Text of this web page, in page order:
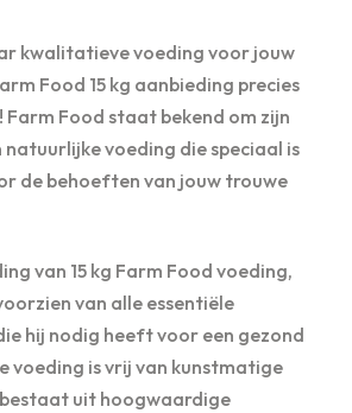
kwalitatieve voeding voor jouw
Food 15 kg aanbieding precies
Food staat bekend om zijn
voeding die speciaal is
de behoeften van jouw trouwe
van 15 kg Farm Food voeding,
van alle essentiële
hij nodig heeft voor een gezond
voeding is vrij van kunstmatige
uit hoogwaardige